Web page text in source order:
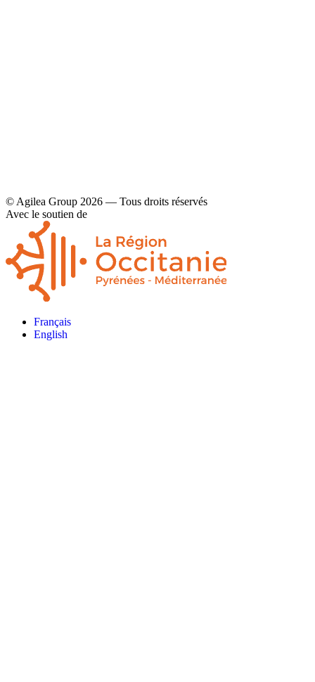
© Agilea Group 2026 — Tous droits réservés
Avec le soutien de
Français
English